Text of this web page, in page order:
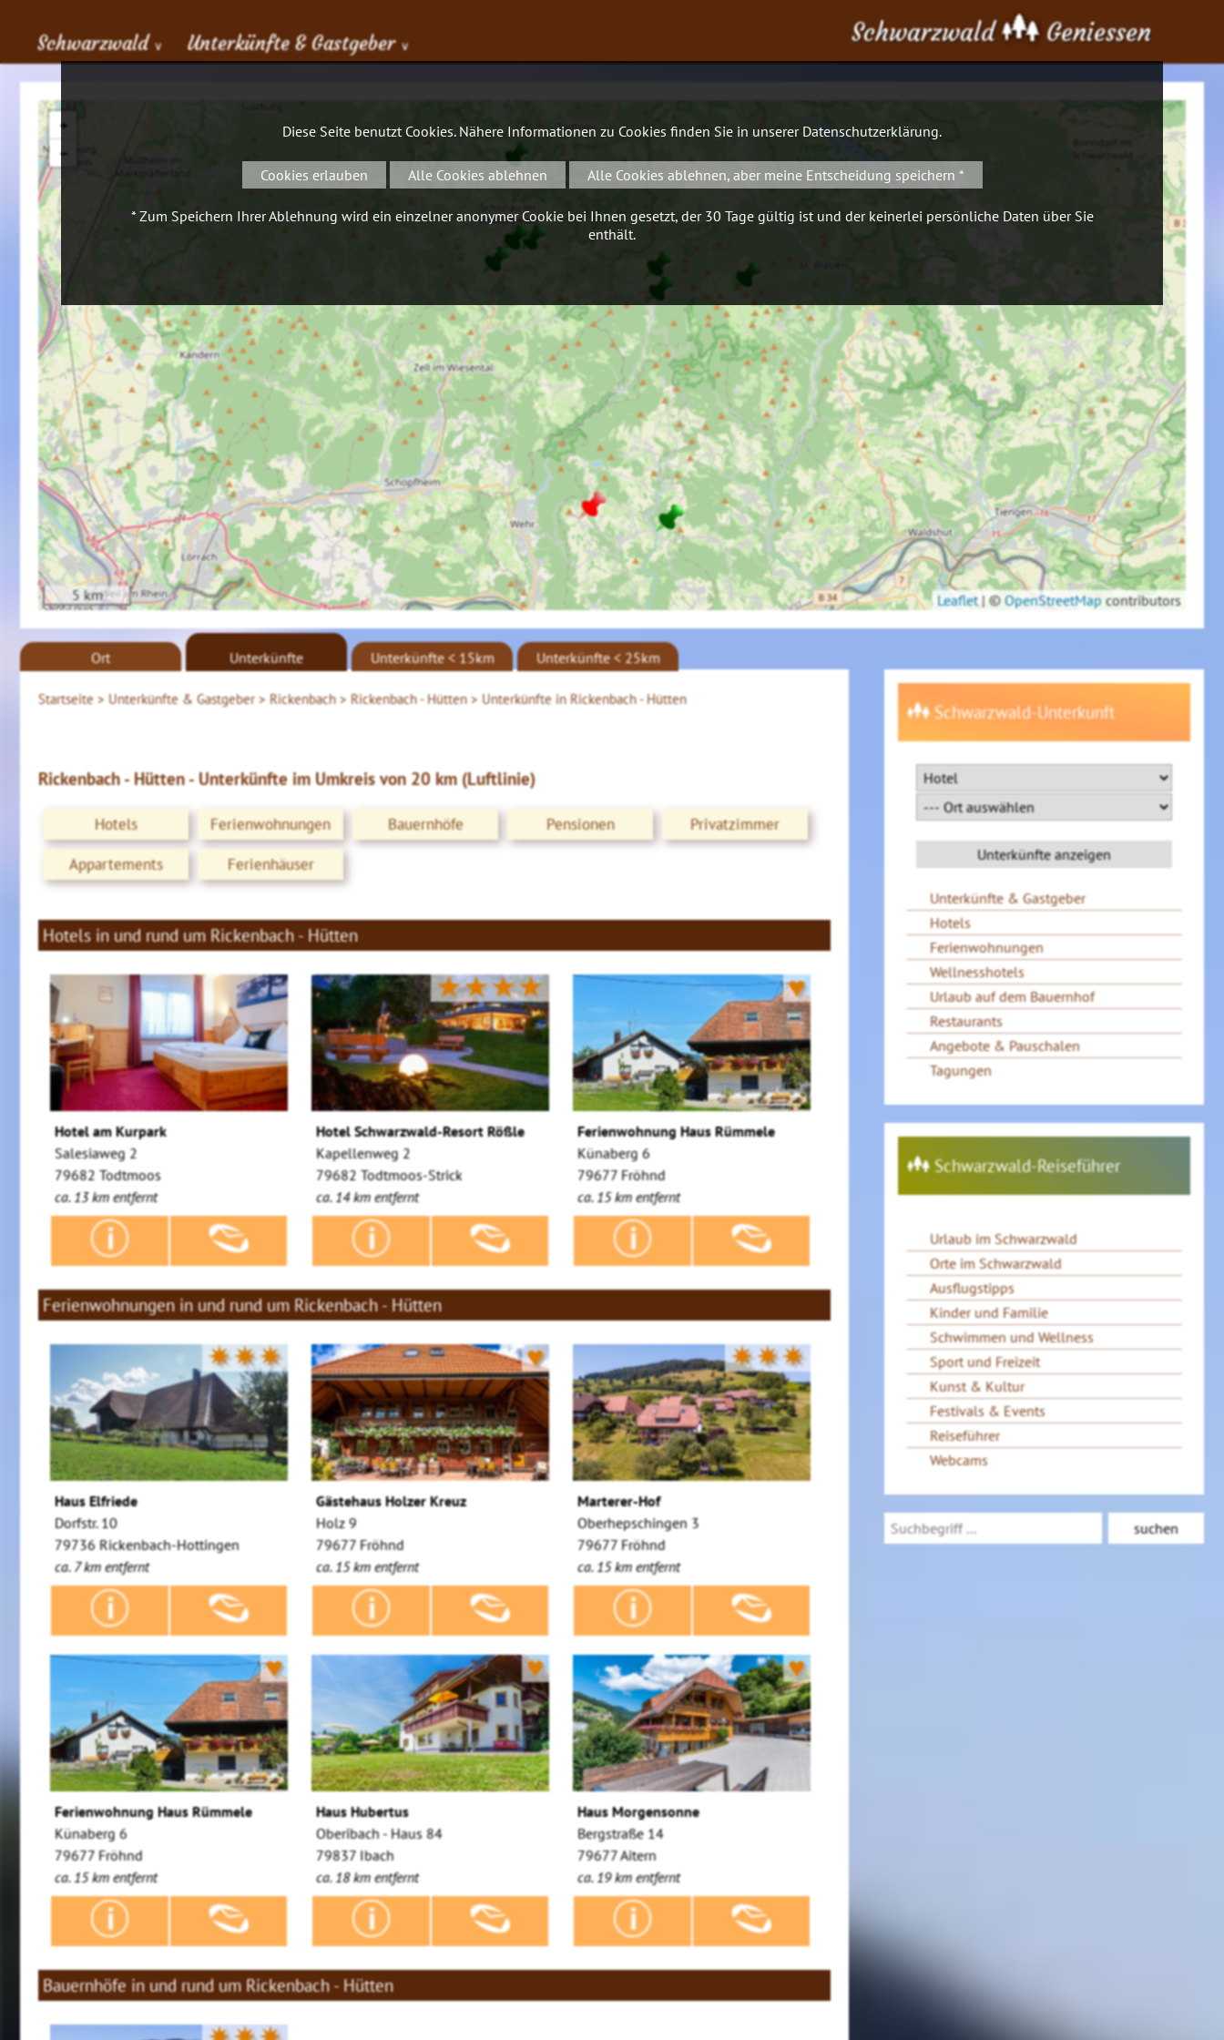
Schwarzwald ∨ Unterkünfte & Gastgeber ∨ Schwarzwald Geniessen
+
−
5 km Leaflet |© OpenStreetMap contributors
Startseite > Unterkünfte & Gastgeber > Rickenbach > Rickenbach - Hütten > Unterkünfte in Rickenbach - Hütten
Ort Unterkünfte Unterkünfte < 15km Unterkünfte < 25km
Rickenbach - Hütten - Unterkünfte im Umkreis von 20 km (Luftlinie)
Hotels Ferienwohnungen Bauernhöfe Pensionen
Privatzimmer
Appartements
Ferienhäuser
Hotels in und rund um Rickenbach - Hütten
Hotel am Kurpark
Salesiaweg 2
79682 Todtmoos
ca. 13 km entfernt
★★★★
Hotel Schwarzwald-Resort Rößle
Kapellenweg 2
79682 Todtmoos-Strick
ca. 14 km entfernt
♥
Ferienwohnung Haus Rümmele
Künaberg 6
79677 Fröhnd
ca. 15 km entfernt
Ferienwohnungen in und rund um Rickenbach - Hütten
✷✷✷
Haus Elfriede
Dorfstr. 10
79736 Rickenbach-Hottingen
ca. 7 km entfernt
♥
Gästehaus Holzer Kreuz
Holz 9
79677 Fröhnd
ca. 15 km entfernt
✷✷✷
Marterer-Hof
Oberhepschingen 3
79677 Fröhnd
ca. 15 km entfernt
♥
Ferienwohnung Haus Rümmele
Künaberg 6
79677 Fröhnd
ca. 15 km entfernt
♥
Haus Hubertus
Oberibach - Haus 84
79837 Ibach
ca. 18 km entfernt
♥
Haus Morgensonne
Bergstraße 14
79677 Aitern
ca. 19 km entfernt
Bauernhöfe in und rund um Rickenbach - Hütten
Schwarzwald-Unterkunft
Unterkünfte & Gastgeber
Hotels
Ferienwohnungen
Wellnesshotels
Urlaub auf dem Bauernhof
Restaurants
Angebote & Pauschalen
Tagungen
Schwarzwald-Reiseführer
Urlaub im Schwarzwald
Orte im Schwarzwald
Ausflugstipps
Kinder und Familie
Schwimmen und Wellness
Sport und Freizeit
Kunst & Kultur
Festivals & Events
Reiseführer
Webcams
Diese Seite benutzt Cookies. Nähere Informationen zu Cookies finden Sie in unserer Datenschutzerklärung.
Cookies erlauben Alle Cookies ablehnen Alle Cookies ablehnen, aber meine Entscheidung speichern *
* Zum Speichern Ihrer Ablehnung wird ein einzelner anonymer Cookie bei Ihnen gesetzt, der 30 Tage gültig ist und der keinerlei persönliche Daten über Sie
enthält.